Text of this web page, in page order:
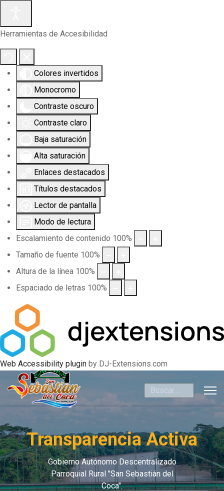
Herramientas de Accesibilidad
Colores invertidos
Monocromo
Contraste oscuro
Contraste claro
Baja saturación
Alta saturación
Enlaces destacados
Títulos destacados
Lector de pantalla
Modo de lectura
Escalamiento de contenido 100%
Tamaño de fuente 100%
Altura de la línea 100%
Espaciado de letras 100%
Web Accessibility plugin by DJ-Extensions.com
Buscar
Transparencia Activa
Gobierno Autónomo Descentralizado
Parroquial Rural "San Sebastián del
Coca".